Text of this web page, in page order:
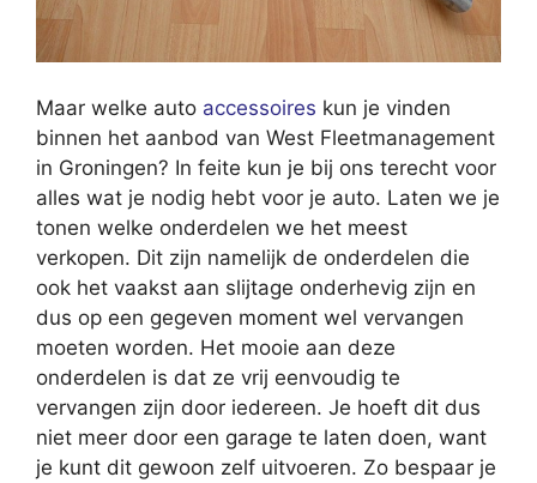
Maar welke auto accessoires kun je vinden
binnen het aanbod van West Fleetmanagement
in Groningen? In feite kun je bij ons terecht voor
alles wat je nodig hebt voor je auto. Laten we je
tonen welke onderdelen we het meest
verkopen. Dit zijn namelijk de onderdelen die
ook het vaakst aan slijtage onderhevig zijn en
dus op een gegeven moment wel vervangen
moeten worden. Het mooie aan deze
onderdelen is dat ze vrij eenvoudig te
vervangen zijn door iedereen. Je hoeft dit dus
niet meer door een garage te laten doen, want
je kunt dit gewoon zelf uitvoeren. Zo bespaar je